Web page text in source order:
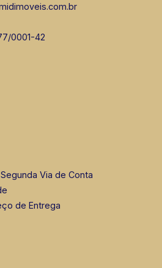
0001-42
Via de Conta
de Entrega